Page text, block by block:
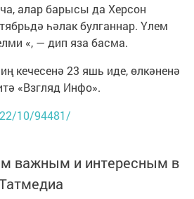
алар барысы да Херсон
һәлак булганнар. Үлем
«, — дип яза басма.
кечесенә 23 яшь иде, өлкәненә
«Взгляд Инфо».
10/94481/
важным и интересным в